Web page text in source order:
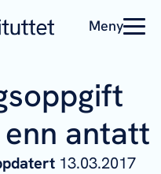
Meny
antatt
13.03.2017